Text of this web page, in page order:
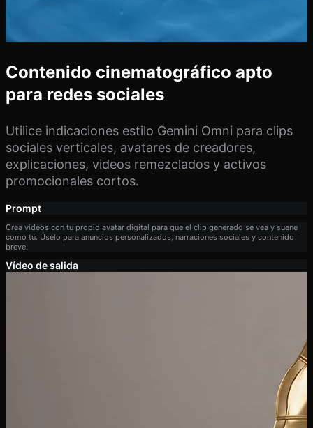
Contenido cinematográfico apto
para redes sociales
Utilice indicaciones estilo Gemini Omni para clips
sociales verticales, avatares de creadores,
explicaciones, videos remezclados y activos
promocionales cortos.
Prompt
Crea vídeos con tu propio avatar digital para que el clip generado se vea y suene
como tú. Úselo para anuncios personalizados, narraciones sociales y contenido
breve.
Vídeo de salida